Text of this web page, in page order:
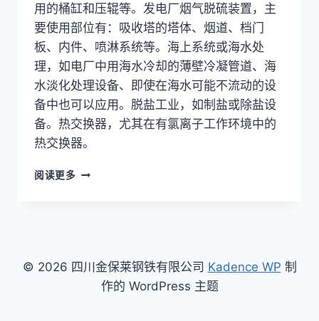
用的桶缸和压辊等。发电厂烟气脱硫装置，主
要使用部位有：吸收塔的塔体、烟道、档门
板、内件、喷淋系统等。海上系统或海水处
理，如电厂中用海水冷却的薄壁冷凝管道、海
水淡化处理设备、即使在海水可能不流动的设
备中也可以应用。脱盐工业，如制盐或除盐设
备。热交换器，尤其在有氯离子工作环境中的
热交换器。
阅读更多
(UNS
S31254/W.NR.1.4547)
© 2026 四川金保莱钢铁有限公司 Kadence WP 制
作的 WordPress 主题